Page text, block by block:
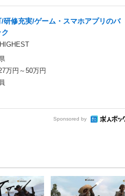
研修充実/ゲーム・スマホアプリのバ
万円～50万円
Sponsored by